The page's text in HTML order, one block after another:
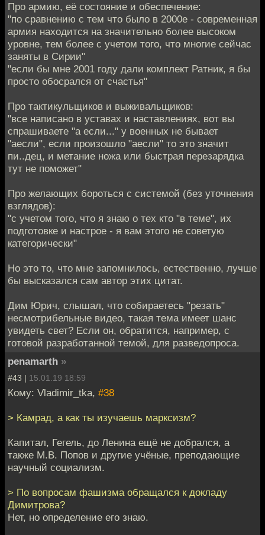
Про армию, её состояние и обеспечение:
"по сравнению с тем что было в 2000е - современная
армия находится на значительно более высоком
уровне, тем более с учетом того, что многие сейчас
заняты в Сирии"
"если бы мне 2001 году дали комплект Ратник, я бы
просто обосрался от счастья"
Про тактикульщиков и выживальщиков:
"все написано в уставах и наставлениях, вот вы
спрашиваете "а если..." у военных не бывает
"аесли", если произошло "аесли" то это значит
пи..дец, и метание ножа или быстрая перезарядка
тут не поможет"
Про желающих бороться с системой (без уточнения
взглядов):
"с учетом того, что я знаю о тех кто "в теме", их
подготовке и настрое - я вам этого не советую
категорически"
Но это то, что мне запомнилось, естественно, лучше
бы высказался сам автор этих цитат.
Дим Юрич, слышал, что собираетесь "резать"
несмотрибельные видео, такая тема имеет шанс
увидеть свет? Если он, обратится, например, с
готовой разработанной темой, для разведопроса.
penamarth »
#43 | 15.01.19 18:59
Кому: Vladimir_tka, #38
> Камрад, а как ты изучаешь марксизм?
Капитал, Гегель, до Ленина ещё не добрался, а
также М.В. Попов и другие учёные, преподающие
научный социализм.
> По вопросам фашизма обращался к докладу
Димитрова?
Нет, но определение его знаю.